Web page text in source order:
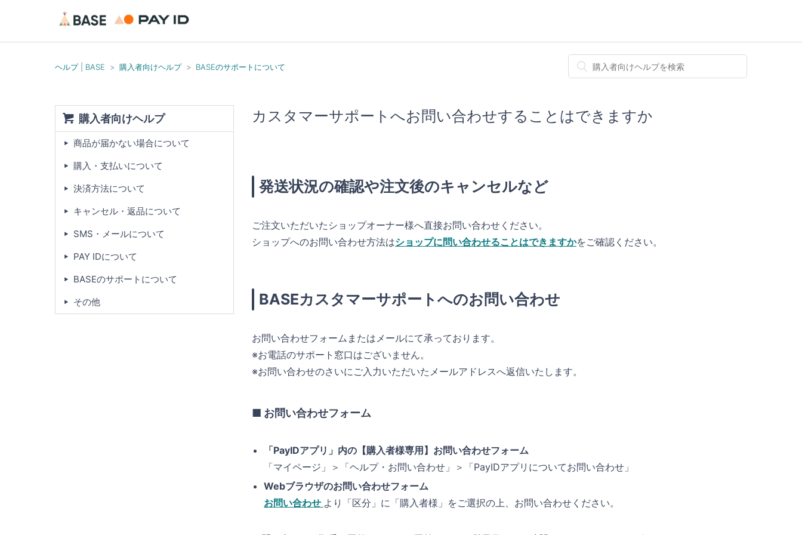
ヘルプ | BASE 購入者向けヘルプ BASEのサポートについて
カスタマーサポートへお問い合わせすることはできますか
発送状況の確認や注文後のキャンセルなど
ご注文いただいたショップオーナー様へ直接お問い合わせください。
ショップへのお問い合わせ方法はショップに問い合わせることはできますかをご確認ください。
BASEカスタマーサポートへのお問い合わせ
お問い合わせフォームまたはメールにて承っております。
※お電話のサポート窓口はございません。
※お問い合わせのさいにご入力いただいたメールアドレスへ返信いたします。
■ お問い合わせフォーム
「PayIDアプリ」 内の【購入者様専用】お問い合わせフォーム
「マイページ」＞「ヘルプ・お問い合わせ」＞「PayIDアプリについてお問い合わせ」
Webブラウザのお問い合わせフォーム
お問い合わせ より「区分」に「購入者様」をご選択の上、お問い合わせください。
購入者向けヘルプ
商品が届かない場合について
購入・支払いについて
決済方法について
キャンセル・返品について
SMS・メールについて
PAY IDについて
BASEのサポートについて
その他